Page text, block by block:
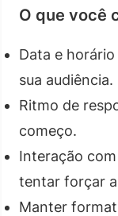
O que você
Data e
sua audiência.
Ritmo de
começo.
Interação
tentar forçar
Manter